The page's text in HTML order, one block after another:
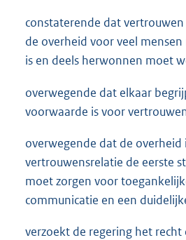
constaterende dat
de overheid voor veel
is en deels herwonnen moet
overwegende dat elkaar
voorwaarde is voor
overwegende dat de overheid
vertrouwensrelatie de eerste
moet zorgen voor
communicatie en een
verzoekt de regering het